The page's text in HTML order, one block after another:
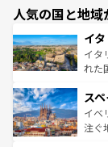
人気の国と地域
イ
イタ
れた
ろん
景な
ピザ
ス
イベ
注ぐ